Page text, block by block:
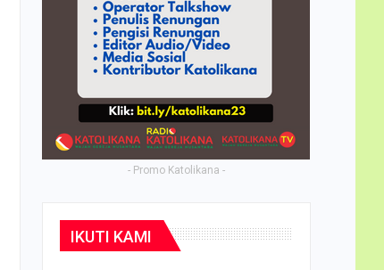
- Promo Katolikana -
IKUTI KAMI